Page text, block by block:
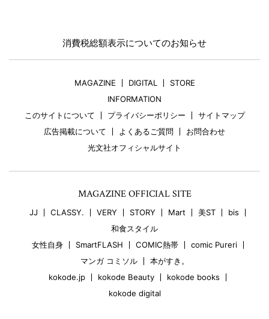
消費税総額表示についてのお知らせ
MAGAZINE DIGITAL
STORE
INFORMATION
このサイトについて
プライバシーポリシー
サイトマップ
広告掲載について
よくあるご質問
お問合わせ
光文社オフィシャルサイト
MAGAZINE OFFICIAL SITE
JJ CLASSY. VERY STORY Mart 美ST
bis
和食スタイル
女性自身
SmartFLASH COMIC熱帯
comic Pureri
マンガ コミソル
本がすき。
kokode.jp
kokode Beauty
kokode books
kokode digital